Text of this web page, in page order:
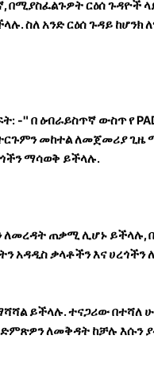
ርዕሰ ጉዳዮች
ስለ አንድ ርዕሰ ጉዳይ ከሆንክ
" በ ዕብራይስጥኛ ውስጥ የ
መከተል ለመጀመሪያ ጊዜ
ማሳወቅ ይችላሉ.
ለመረዳት ጠቃሚ ሊሆኑ ይችላሉ,
ቃላቶችን እና ሀረጎችን
ይችላሉ. ተናጋሪው በተሻለ
ለመቅዳት ከቻሉ እሱን